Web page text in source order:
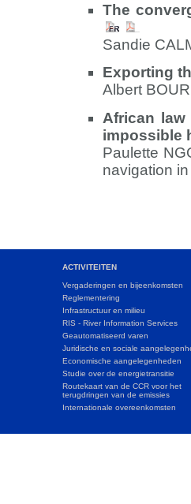
The
Sandie
Exporting
Albert
African
impossible
Paulette
navigation in
ACTIVITEITEN
Vergaderingen en bijeenkomsten
Reglementering
Infrastructuur en milieu
RIS - River Information Services
Geautomatiseerd varen
Juridische en sociale
Economische aangelegenheden
Studie over de energietransitie
Routekaart van de CCR voor het
terugdringen van de emissies
Internationale overeenkomsten